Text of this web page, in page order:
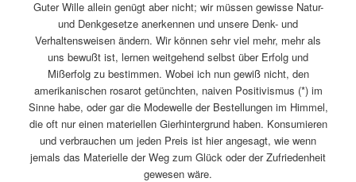
Guter Wille allein genügt aber nicht; wir müssen gewisse Natur-
und Denkgesetze anerkennen und unsere Denk- und
Verhaltensweisen ändern. Wir können sehr viel mehr, mehr als
uns bewußt ist, lernen weitgehend selbst über Erfolg und
Mißerfolg zu bestimmen. Wobei ich nun gewiß nicht, den
amerikanischen rosarot getünchten, naiven Positivismus (*) im
Sinne habe, oder gar die Modewelle der Bestellungen im Himmel,
die oft nur einen materiellen Gierhintergrund haben. Konsumieren
und verbrauchen um jeden Preis ist hier angesagt, wie wenn
jemals das Materielle der Weg zum Glück oder der Zufriedenheit
gewesen wäre.